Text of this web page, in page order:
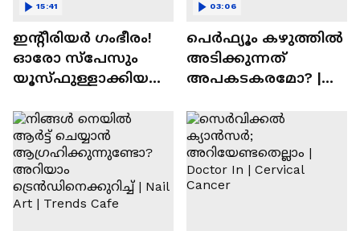
ഇന്റീരിയർ ഗംഭീരം!
ഓരോ സ്‌പേസും
യൂസ്ഫുള്ളാക്കിയ
15:41
പെർഫ്യൂം കഴുത്തിൽ
അടിക്കുന്നത്
അപകടകരമോ? |
03:06